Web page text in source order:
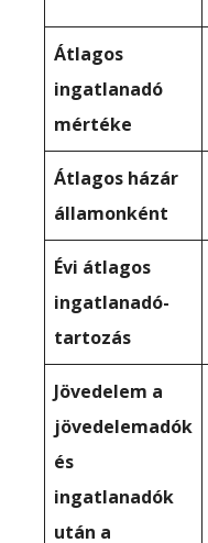
Átlagos
ingatlanadó
mértéke
Átlagos házár
államonként
Évi átlagos
ingatlanadó-
tartozás
Jövedelem a
jövedelemadók
és
ingatlanadók
után a